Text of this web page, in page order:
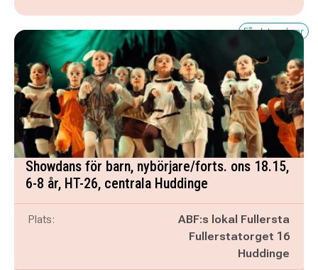
Få platser kvar
Showdans för barn, nybörjare/forts. ons 18.15,
6-8 år, HT-26, centrala Huddinge
Plats:
ABF:s lokal Fullersta
Fullerstatorget 16
Huddinge